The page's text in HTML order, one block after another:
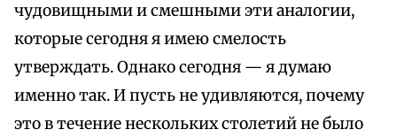
чудовищными и смешными эти аналогии,
которые сегодня я имею смелость
утверждать. Однако сегодня — я думаю
именно так. И пусть не удивляются, почему
это в течение нескольких столетий не было